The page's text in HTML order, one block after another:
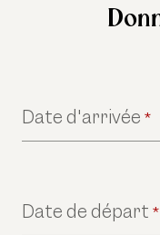
Date d'arrivée *
Date de départ *